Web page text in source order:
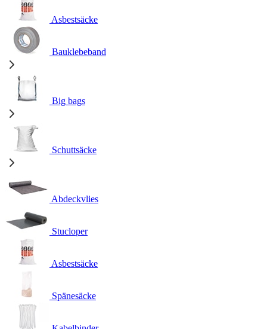
Asbestsäcke
Bauklebeband
Big bags
Schuttsäcke
Abdeckvlies
Stucloper
Asbestsäcke
Spänesäcke